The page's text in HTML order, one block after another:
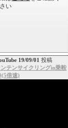
19/09/01 投稿
テンサイクリングin乗鞍
倍速)